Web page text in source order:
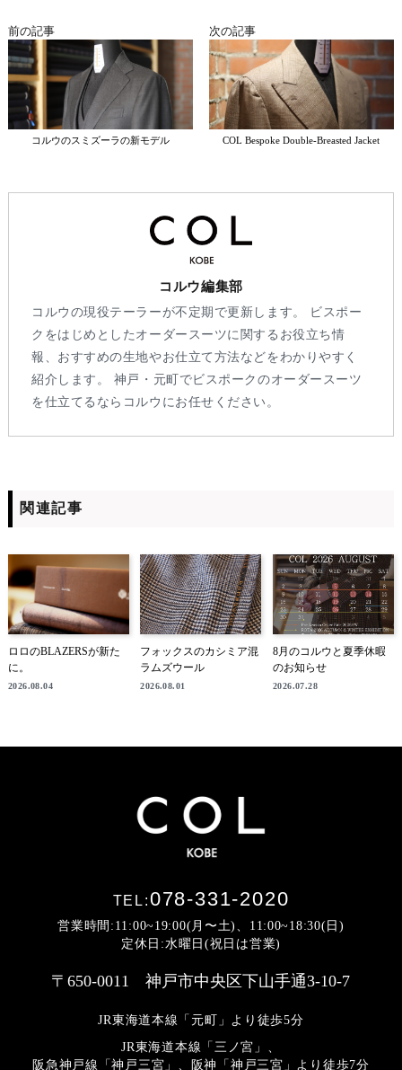
前の記事
コルウのスミズーラの新モデル
次の記事
COL Bespoke Double-Breasted Jacket
コルウ編集部
コルウの現役テーラーが不定期で更新します。 ビスポー
クをはじめとしたオーダースーツに関するお役立ち情
報、おすすめの生地やお仕立て方法などをわかりやすく
紹介します。 神戸・元町でビスポークのオーダースーツ
を仕立てるならコルウにお任せください。
関連記事
ロロのBLAZERSが新た
に。
2026.08.04
フォックスのカシミア混
ラムズウール
2026.08.01
8月のコルウと夏季休暇
のお知らせ
2026.07.28
TEL:078-331-2020
営業時間:11:00~19:00(月〜土)、11:00~18:30(日)
定休日:水曜日(祝日は営業)
〒650-0011 神戸市中央区下山手通3-10-7
JR東海道本線「元町」より徒歩5分
JR東海道本線「三ノ宮」、
阪急神戸線「神戸三宮」、阪神「神戸三宮」より 徒歩7分